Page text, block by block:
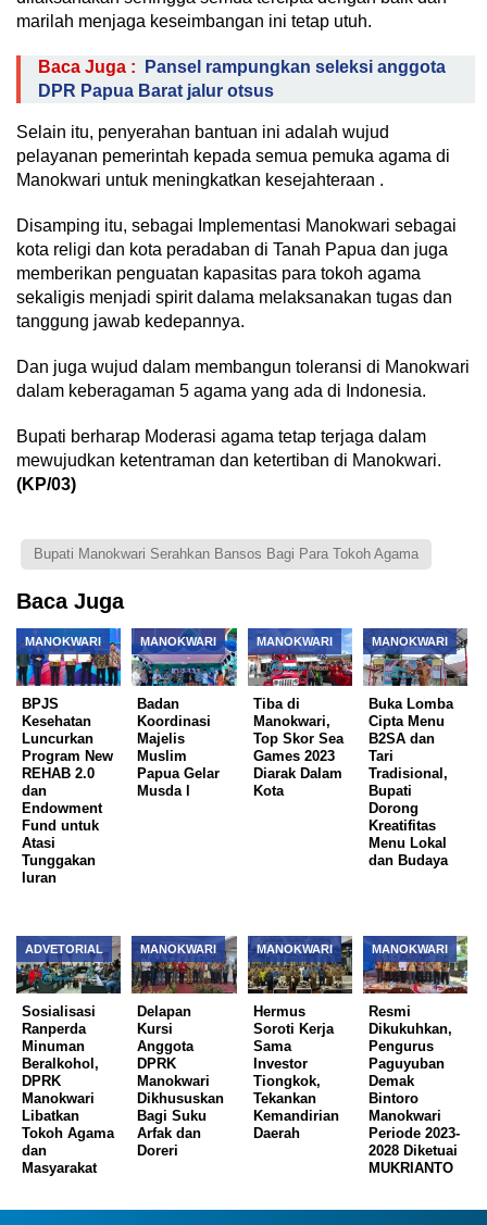
marilah menjaga keseimbangan ini tetap utuh.
Baca Juga :
Pansel rampungkan seleksi anggota
DPR Papua Barat jalur otsus
Selain itu, penyerahan bantuan ini adalah wujud
pelayanan pemerintah kepada semua pemuka agama di
Manokwari untuk meningkatkan kesejahteraan .
Disamping itu, sebagai Implementasi Manokwari sebagai
kota religi dan kota peradaban di Tanah Papua dan juga
memberikan penguatan kapasitas para tokoh agama
sekaligis menjadi spirit dalama melaksanakan tugas dan
tanggung jawab kedepannya.
Dan juga wujud dalam membangun toleransi di Manokwari
dalam keberagaman 5 agama yang ada di Indonesia.
Bupati berharap Moderasi agama tetap terjaga dalam
mewujudkan ketentraman dan ketertiban di Manokwari.
(KP/03)
Bupati Manokwari Serahkan Bansos Bagi Para Tokoh Agama
Baca Juga
MANOKWARI
BPJS
Kesehatan
Luncurkan
Program New
REHAB 2.0
dan
Endowment
Fund untuk
Atasi
Tunggakan
Iuran
MANOKWARI
Badan
Koordinasi
Majelis
Muslim
Papua Gelar
Musda l
MANOKWARI
Tiba di
Manokwari,
Top Skor Sea
Games 2023
Diarak Dalam
Kota
MANOKWARI
Buka Lomba
Cipta Menu
B2SA dan
Tari
Tradisional,
Bupati
Dorong
Kreatifitas
Menu Lokal
dan Budaya
ADVETORIAL
Sosialisasi
Ranperda
Minuman
Beralkohol,
DPRK
Manokwari
Libatkan
Tokoh Agama
dan
Masyarakat
MANOKWARI
Delapan
Kursi
Anggota
DPRK
Manokwari
Dikhususkan
Bagi Suku
Arfak dan
Doreri
MANOKWARI
Hermus
Soroti Kerja
Sama
Investor
Tiongkok,
Tekankan
Kemandirian
Daerah
MANOKWARI
Resmi
Dikukuhkan,
Pengurus
Paguyuban
Demak
Bintoro
Manokwari
Periode 2023-
2028 Diketuai
MUKRIANTO